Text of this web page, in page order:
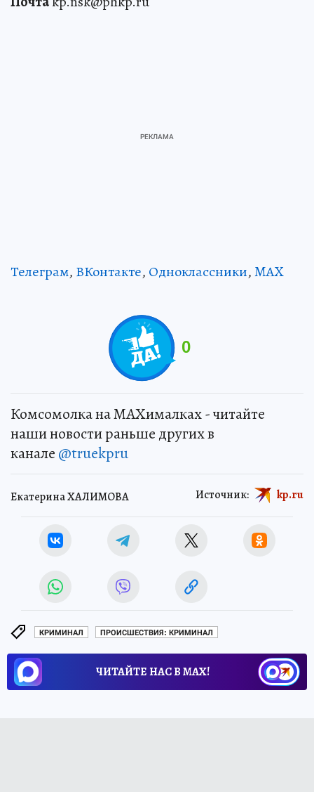
Телеграм, ВКонтакте, Одноклассники,MAX
0
Комсомолка на MAXималках - читайте
наши новости раньше других в
канале @truekpru
Екатерина ХАЛИМОВА Источник: kp.ru
КРИМИНАЛ ПРОИСШЕСТВИЯ: КРИМИНАЛ
ЧИТАЙТЕ НАС В МАХ!